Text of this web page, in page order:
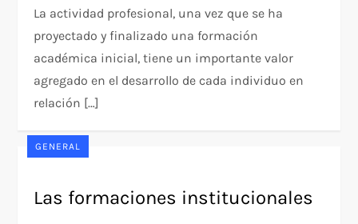
La actividad profesional, una vez que se ha
proyectado y finalizado una formación
académica inicial, tiene un importante valor
agregado en el desarrollo de cada individuo en
relación […]
GENERAL
Las formaciones institucionales